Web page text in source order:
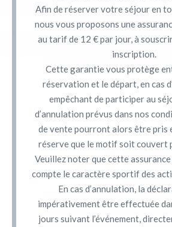
Afin de réserver votre séjour en
nous vous proposons une
au tarif de 12 € par jour, à
inscription.
Cette garantie vous protège
réservation et le départ, en cas
empêchant de participer au
d’annulation prévus dans nos
de vente pourront alors être pris
réserve que le motif soit couvert
Veuillez noter que cette assurance
compte le caractère sportif des
En cas d’annulation, la
impérativement être effectuée
jours suivant l’événement,